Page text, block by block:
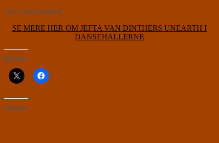
Foto: Jubal Battisti
SE MERE HER OM JEFTA VAN DINTHERS UNEARTH I
DANSEHALLERNE
Del dette:
Like this: